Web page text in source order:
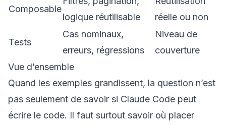
Composable
logique réutilisable
réelle ou non
Tests
Cas nominaux,
erreurs, régressions
Niveau de
couverture
Vue d’ensemble
Quand les exemples grandissent, la question n’est
pas seulement de savoir si Claude Code peut
écrire le code. Il faut surtout savoir où placer